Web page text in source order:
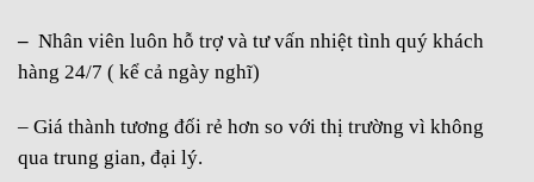
– Nhân viên luôn hỗ trợ và tư vấn nhiệt tình quý khách
hàng 24/7 ( kể cả ngày nghĩ)
– Giá thành tương đối rẻ hơn so với thị trường vì không
qua trung gian, đại lý.